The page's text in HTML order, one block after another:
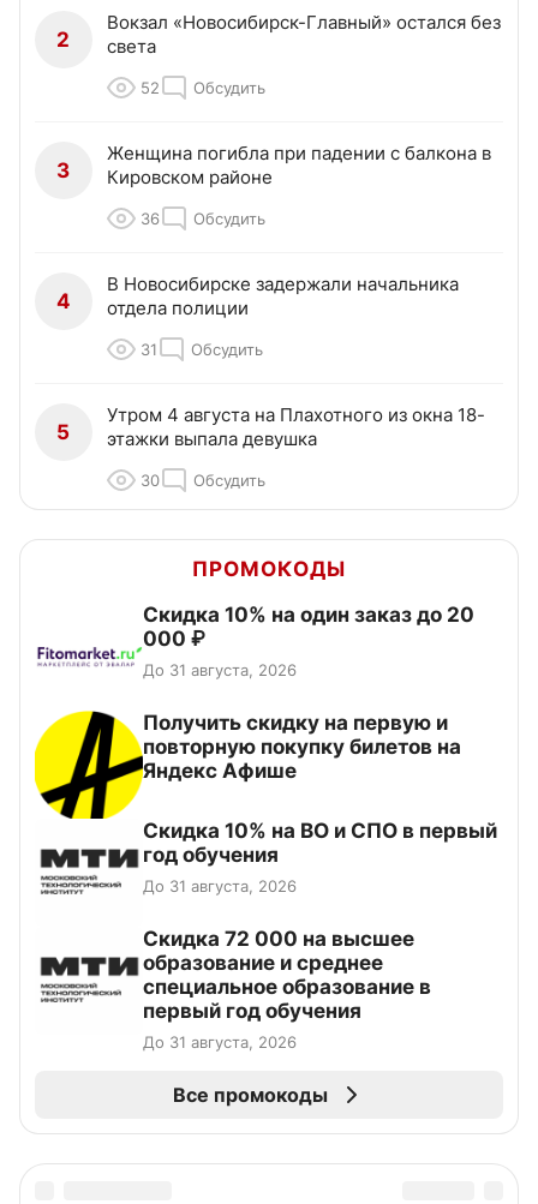
2
Вокзал «Новосибирск-Главный» остался без
света
52 Обсудить
3
Женщина погибла при падении с балкона в
Кировском районе
36 Обсудить
4
В Новосибирске задержали начальника
отдела полиции
31 Обсудить
5
Утром 4 августа на Плахотного из окна 18-
этажки выпала девушка
30 Обсудить
ПРОМОКОДЫ
Скидка 10% на один заказ до 20
000 ₽
До 31 августа, 2026
Получить скидку на первую и
повторную покупку билетов на
Яндекс Афише
Скидка 10% на ВО и СПО в первый
год обучения
До 31 августа, 2026
Скидка 72 000 на высшее
образование и среднее
специальное образование в
первый год обучения
До 31 августа, 2026
Все промокоды